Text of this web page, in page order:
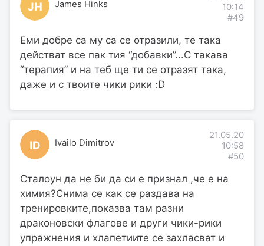
JH James Hinks
10:14
#49
Еми добре са му са се отразили, те така
действат все пак тия “добавки”...С такава
“терапия” и на теб ще ти се отразят така,
даже и с твоите чики рики :D
ID Ivailo Dimitrov
21.05.20
10:58
#50
Сталоун да не би да си е признал ,че е на
химия?Снима се как се раздава на
тренировките,показва там разни
драконовски флагове и други чики-рики
упражнения и хлапетиите се захласват и